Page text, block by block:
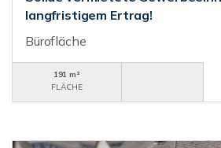
langfristigem Ertrag!
Bürofläche
191 m²
FLÄCHE